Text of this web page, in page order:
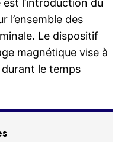
l’introduction du
l’ensemble des
Le dispositif
magnétique vise à
le temps